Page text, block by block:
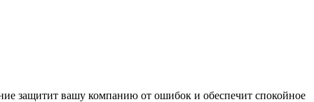
защитит вашу компанию от ошибок и обеспечит спокойное